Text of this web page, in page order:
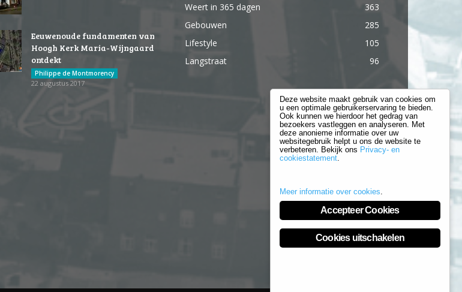
Eeuwenoude fundamenten van
Hoogh Kerk Maria-Wijngaard
ontdekt
Philippe de Montmorency
22 augustus 2017
Weert in 365 dagen
363
Gebouwen
285
Lifestyle
105
Langstraat
96
Deze website maakt gebruik van cookies om
u een optimale gebruikerservaring te bieden.
Ook kunnen we hierdoor het gedrag van
bezoekers vastleggen en analyseren. Met
deze anonieme informatie over uw
websitegebruik helpt u ons de website te
verbeteren. Bekijk ons Privacy- en
cookiestatement.
Meer informatie over cookies.
Accepteer Cookies
Cookies uitschakelen